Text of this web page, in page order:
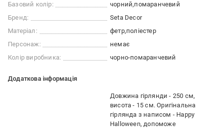
Базовий колір:
чорний помаранчевий
Бренд:
Seta Decor
Матеріал:
фетр поліестер
Персонаж:
немає
Колір виробника:
чорно-помаранчевий
Додаткова інформація
Довжина гірлянди - 250 см,
висота - 15 см. Оригінальна
гірлянда з написом - Happy
Halloween, допоможе